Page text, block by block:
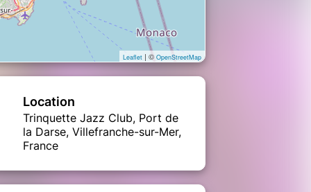
Leaflet | © OpenStreetMap
Location
Trinquette Jazz Club, Port de
la Darse, Villefranche-sur-Mer,
France